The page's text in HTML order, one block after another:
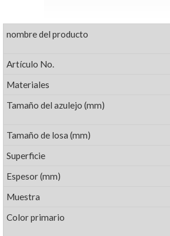
nombre del producto
Artículo No.
Materiales
Tamaño del azulejo (mm)
Tamaño de losa (mm)
Superficie
Espesor (mm)
Muestra
Color primario